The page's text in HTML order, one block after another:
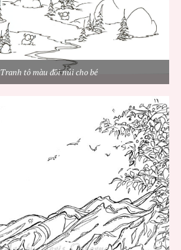
Tranh tô màu đồi núi cho bé